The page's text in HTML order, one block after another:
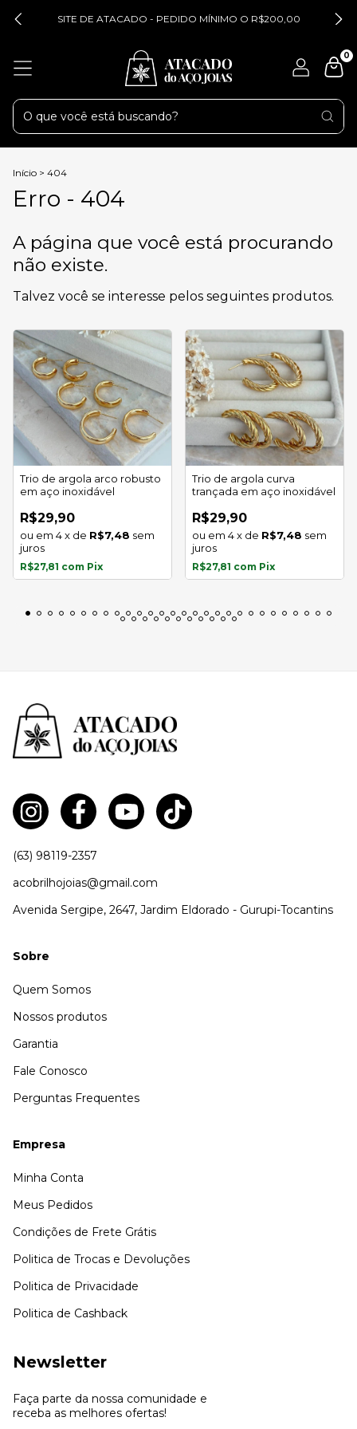
SITE DE ATACADO - PEDIDO MÍNIMO O R$200,00
0
Início > 404
Erro - 404
A página que você está procurando
não existe.
Talvez você se interesse pelos seguintes produtos.
Trio de argola arco robusto
em aço inoxidável
R$29,90
4x de R$7,48 sem
juros
R$27,81 com Pix
Trio de argola curva
trançada em aço inoxidável
R$29,90
4x de R$7,48 sem
juros
R$27,81 com Pix
(63) 98119-2357
acobrilhojoias@gmail.com
Avenida Sergipe, 2647, Jardim Eldorado - Gurupi-Tocantins
Sobre
Quem Somos
Nossos produtos
Garantia
Fale Conosco
Perguntas Frequentes
Empresa
Minha Conta
Meus Pedidos
Condições de Frete Grátis
Politica de Trocas e Devoluções
Politica de Privacidade
Politica de Cashback
Newsletter
Faça parte da nossa comunidade e
receba as melhores ofertas!